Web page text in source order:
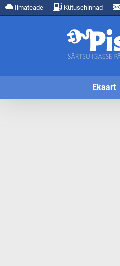
Ilmateade Kütusehinnad
Ekaart